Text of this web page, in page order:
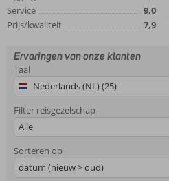
Service
9,0
Prijs/kwaliteit
7,9
Ervaringen van onze klanten
Taal
Nederlands (NL) (25)
Filter reisgezelschap
Alle
Sorteren op
datum (nieuw > oud)